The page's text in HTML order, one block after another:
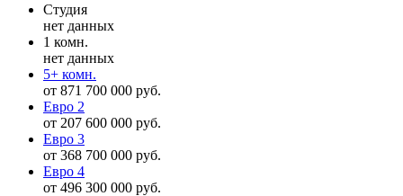
Студия
нет данных
1 комн.
нет данных
5+ комн.
от 871 700 000 руб.
Евро 2
от 207 600 000 руб.
Евро 3
от 368 700 000 руб.
Евро 4
от 496 300 000 руб.